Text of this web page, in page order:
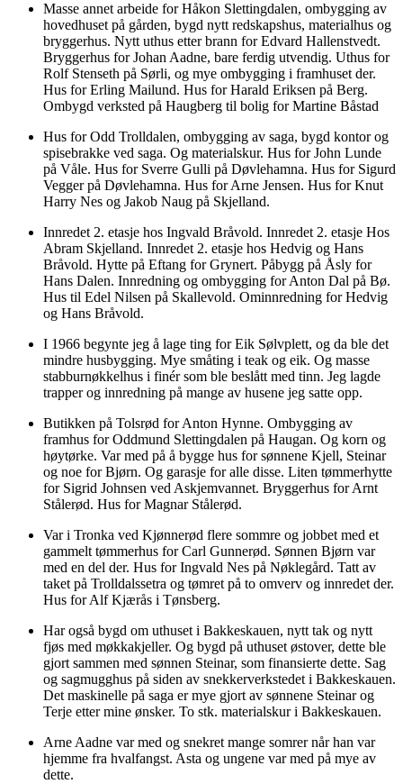
Masse annet arbeide for Håkon Slettingdalen, ombygging av
hovedhuset på gården, bygd nytt redskapshus, materialhus og
bryggerhus. Nytt uthus etter brann for Edvard Hallenstvedt.
Bryggerhus for Johan Aadne, bare ferdig utvendig. Uthus for
Rolf Stenseth på Sørli, og mye ombygging i framhuset der.
Hus for Erling Mailund. Hus for Harald Eriksen på Berg.
Ombygd verksted på Haugberg til bolig for Martine Båstad
Hus for Odd Trolldalen, ombygging av saga, bygd kontor og
spisebrakke ved saga. Og materialskur. Hus for John Lunde
på Våle. Hus for Sverre Gulli på Døvlehamna. Hus for Sigurd
Vegger på Døvlehamna. Hus for Arne Jensen. Hus for Knut
Harry Nes og Jakob Naug på Skjelland.
Innredet 2. etasje hos Ingvald Bråvold. Innredet 2. etasje Hos
Abram Skjelland. Innredet 2. etasje hos Hedvig og Hans
Bråvold. Hytte på Eftang for Grynert. Påbygg på Åsly for
Hans Dalen. Innredning og ombygging for Anton Dal på Bø.
Hus til Edel Nilsen på Skallevold. Ominnredning for Hedvig
og Hans Bråvold.
I 1966 begynte jeg å lage ting for Eik Sølvplett, og da ble det
mindre husbygging. Mye småting i teak og eik. Og masse
stabburnøkkelhus i finér som ble beslått med tinn. Jeg lagde
trapper og innredning på mange av husene jeg satte opp.
Butikken på Tolsrød for Anton Hynne. Ombygging av
framhus for Oddmund Slettingdalen på Haugan. Og korn og
høytørke. Var med på å bygge hus for sønnene Kjell, Steinar
og noe for Bjørn. Og garasje for alle disse. Liten tømmerhytte
for Sigrid Johnsen ved Askjemvannet. Bryggerhus for Arnt
Stålerød. Hus for Magnar Stålerød.
Var i Tronka ved Kjønnerød flere sommre og jobbet med et
gammelt tømmerhus for Carl Gunnerød. Sønnen Bjørn var
med en del der. Hus for Ingvald Nes på Nøklegård. Tatt av
taket på Trolldalssetra og tømret på to omverv og innredet der.
Hus for Alf Kjærås i Tønsberg.
Har også bygd om uthuset i Bakkeskauen, nytt tak og nytt
fjøs med møkkakjeller. Og bygd på uthuset østover, dette ble
gjort sammen med sønnen Steinar, som finansierte dette. Sag
og sagmugghus på siden av snekkerverkstedet i Bakkeskauen.
Det maskinelle på saga er mye gjort av sønnene Steinar og
Terje etter mine ønsker. To stk. materialskur i Bakkeskauen.
Arne Aadne var med og snekret mange somrer når han var
hjemme fra hvalfangst. Asta og ungene var med på mye av
dette.